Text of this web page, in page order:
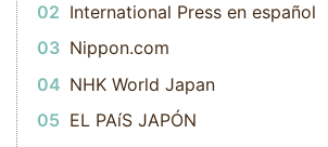
International Press en español
Nippon.com
NHK World Japan
EL PAíS JAPÓN